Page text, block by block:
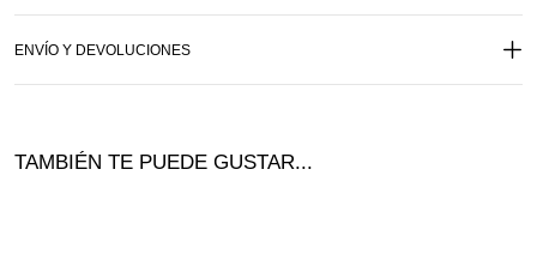
ENVÍO Y DEVOLUCIONES
TAMBIÉN TE PUEDE GUSTAR...